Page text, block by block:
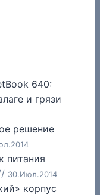
640:
и грязи
решение
питания
30.Июл.2014
корпус